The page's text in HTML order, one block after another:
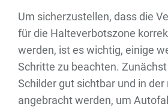
Um sicherzustellen, dass die
für die Halteverbotszone
werden, ist es wichtig, einige
Schritte zu beachten.
Schilder gut sichtbar und in
angebracht werden, um